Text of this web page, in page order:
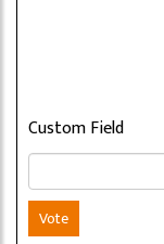
Custom Field
Vote